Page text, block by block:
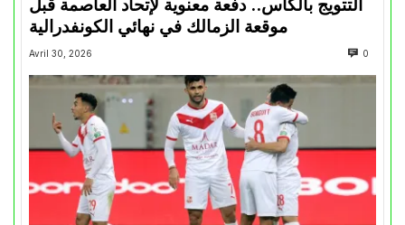
التتويج بالكأس.. دفعة معنوية لإتحاد العاصمة قبل
موقعة الزمالك في نهائي الكونفدرالية
Avril 30, 2026 0